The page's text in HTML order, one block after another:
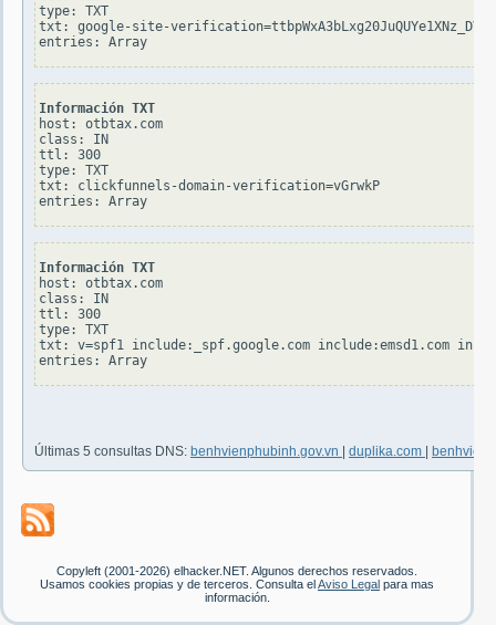
type: TXT
txt: google-site-
Información TXT
host: otbtax.com
class: IN
ttl: 300
type: TXT
txt: clickfunnels-domain-verification=vGrwkP
Información TXT
host: otbtax.com
class: IN
ttl: 300
type: TXT
txt: v=spf1 include:_spf.google.com include:emsd1.com
Últimas 5 consultas DNS: benhvienphubinh.gov.vn duplika.com
Copyleft (2001-2026) elhacker.NET. Algunos derechos reservados.
Usamos cookies propias y de terceros. Consulta el Aviso Legal para mas
información.